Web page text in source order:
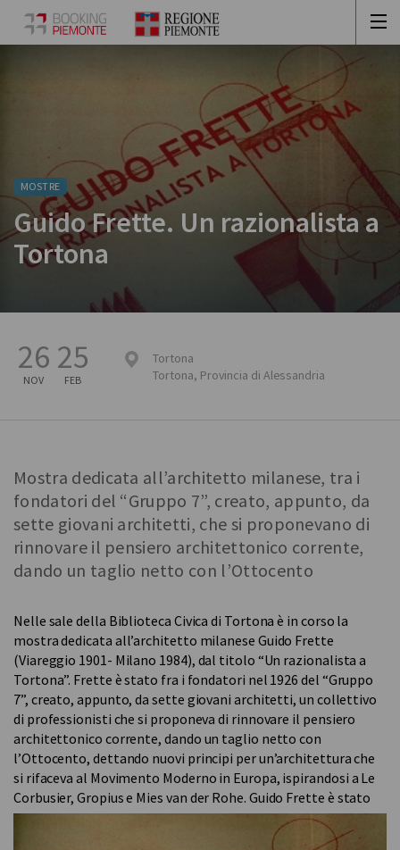
MOSTRE
Guido Frette. Un razionalista a
Tortona
26
NOV
25
FEB
Tortona
Tortona, Provincia di Alessandria
Mostra dedicata all’architetto milanese, tra i
fondatori del “Gruppo 7”, creato, appunto, da
sette giovani architetti, che si proponevano di
rinnovare il pensiero architettonico corrente,
dando un taglio netto con l’Ottocento
Nelle sale della Biblioteca Civica di Tortona è in corso la
mostra dedicata all’architetto milanese Guido Frette
(Viareggio 1901- Milano 1984), dal titolo “Un razionalista a
Tortona”. Frette è stato fra i fondatori nel 1926 del “Gruppo
7”, creato, appunto, da sette giovani architetti, un collettivo
di professionisti che si proponeva di rinnovare il pensiero
architettonico corrente, dando un taglio netto con
l’Ottocento, dettando nuovi principi per un’architettura che
si rifaceva al Movimento Moderno in Europa, ispirandosi a Le
Corbusier, Gropius e Mies van der Rohe. Guido Frette è stato